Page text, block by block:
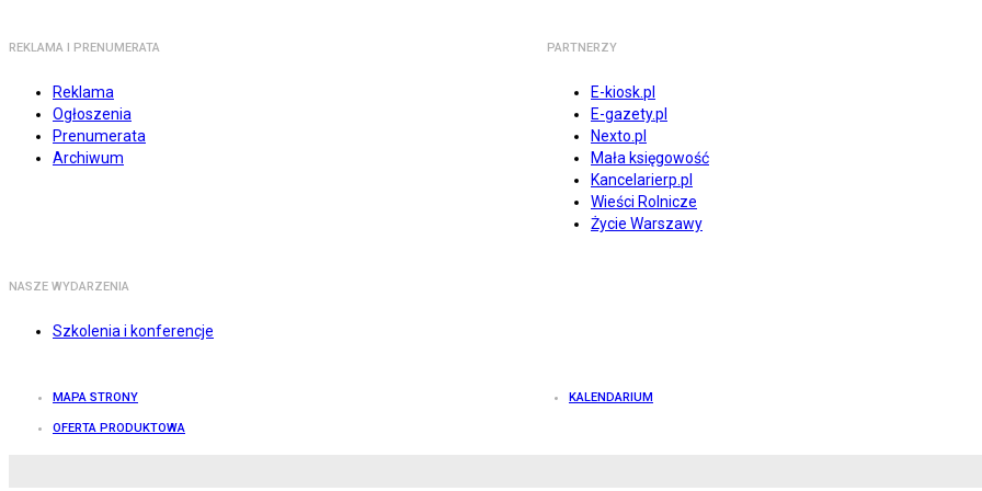
REKLAMA I PRENUMERATA
Reklama
Ogłoszenia
Prenumerata
Archiwum
PARTNERZY
E-kiosk.pl
E-gazety.pl
Nexto.pl
Mała księgowość
Kancelarierp.pl
Wieści Rolnicze
Życie Warszawy
NASZE WYDARZENIA
Szkolenia i konferencje
MAPA STRONY KALENDARIUM
OFERTA PRODUKTOWA